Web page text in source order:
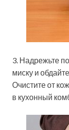
3. Надрежьте
миску и
Очистите от
в кухонный